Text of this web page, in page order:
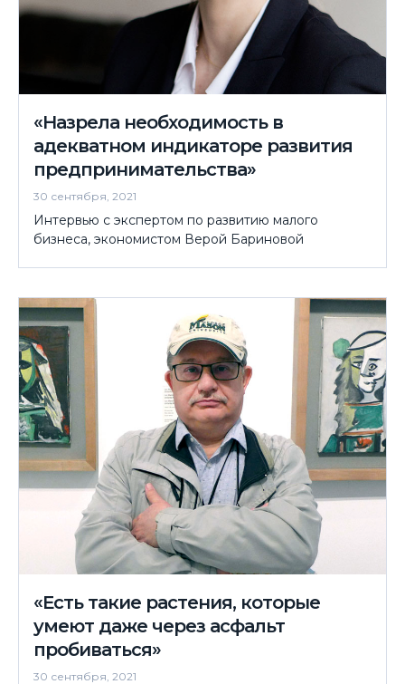
«Назрела необходимость в
адекватном индикаторе развития
предпринимательства»
30 сентября, 2021
Интервью с экспертом по развитию малого
бизнеса, экономистом Верой Бариновой
«Есть такие растения, которые
умеют даже через асфальт
пробиваться»
30 сентября, 2021